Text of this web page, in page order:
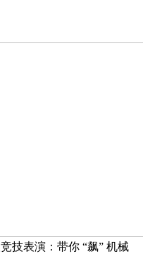
技表演：带你 “飙” 机械